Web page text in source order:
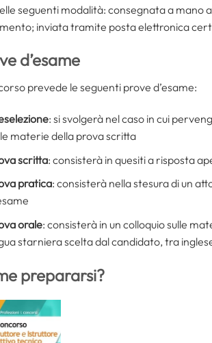
seguenti modalità: consegnata a mano
inviata tramite posta elettronica
d’esame
prevede le seguenti prove d’esame:
: si svolgerà nel caso in cui
materie della prova scritta
scritta: consisterà in quesiti a risposta
pratica: consisterà nella stesura di un
orale: consisterà in un colloquio sulle
starniera scelta dal candidato, tra
prepararsi?